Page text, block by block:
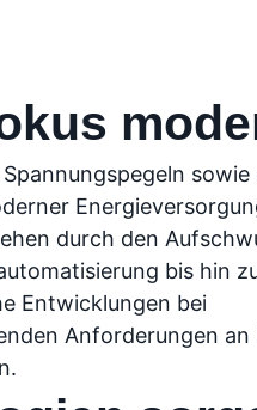
sowie
durch den
bis hin
Entwicklungen bei
Anforderungen an